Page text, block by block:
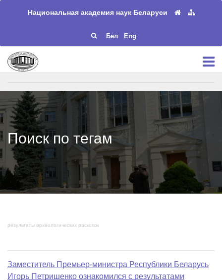
Национальная академия наук Беларуси
Бел Eng
Поиск по тегам
результаты археологических раскопок
Заместитель Премьер-министра Республики Беларусь
Игорь Петришенко ознакомился с результатами